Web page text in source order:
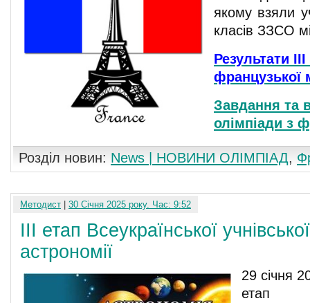
якому взяли
класів ЗЗСО
Результати
французької
Завдання та
олімпіади з
Розділ новин: News | НОВИНИ ОЛІМПІАД,
Методист 30 Січня 2025 року. Час: 9:52
ІІІ етап Всеукраїнської
астрономії
29 січня
етап